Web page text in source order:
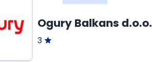
Ogury Balkans d.o.o.
3